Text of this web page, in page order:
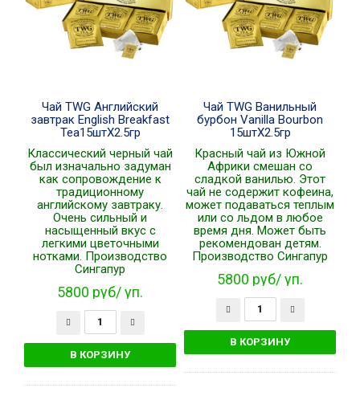
Чай TWG Английский
завтрак English Breakfast
Tea15штХ2.5гр
Классический черный чай
был изначально задуман
как сопровождение к
традиционному
английскому завтраку.
Очень сильный и
насыщенный вкус с
легкими цветочными
нотками. Производство
Сингапур
5800 руб/ уп.
Чай TWG Ванильный
бурбон Vanilla Bourbon
15штХ2.5гр
Красный чай из Южной
Африки смешан со
сладкой ванилью. Этот
чай не содержит кофеина,
может подаваться теплым
или со льдом в любое
время дня. Может быть
рекомендован детям.
Производство Сингапур
5800 руб/ уп.